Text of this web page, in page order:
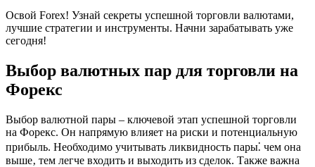
Освой Forex! Узнай секреты успешной торговли валютами,
лучшие стратегии и инструменты. Начни зарабатывать уже
сегодня!
Выбор валютных пар для торговли на
Форекс
Выбор валютной пары – ключевой этап успешной торговли
на Форекс. Он напрямую влияет на риски и потенциальную
прибыль. Необходимо учитывать ликвидность пары⁚ чем она
выше‚ тем легче входить и выходить из сделок. Также важна